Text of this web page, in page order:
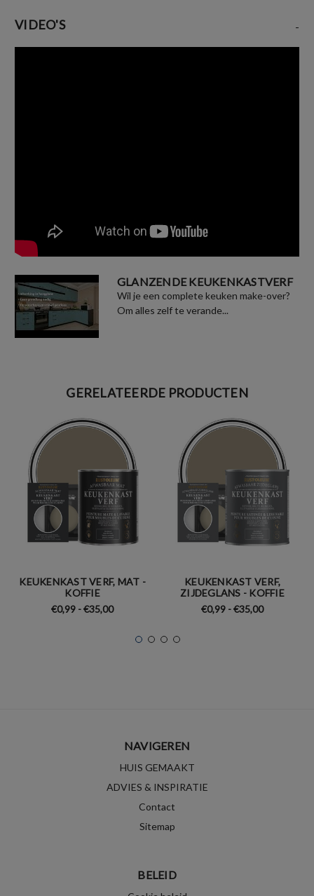
VIDEO'S -
GLANZENDE KEUKENKASTVERF
Wil je een complete keuken make-over?
Om alles zelf te verande...
GERELATEERDE PRODUCTEN
KEUKENKAST VERF, MAT -
KOFFIE
€0,99 - €35,00
KEUKENKAST VERF,
ZIJDEGLANS - KOFFIE
€0,99 - €35,00
NAVIGEREN
HUIS GEMAAKT
ADVIES & INSPIRATIE
Contact
Sitemap
BELEID